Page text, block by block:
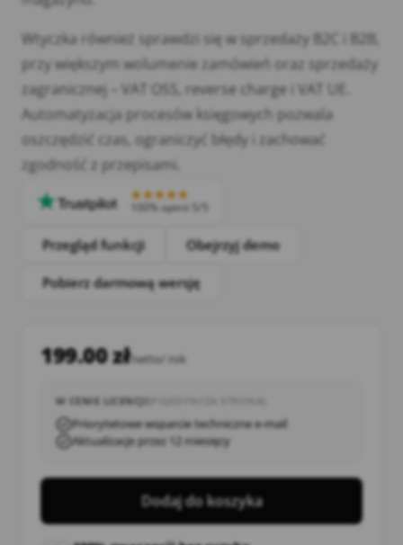
Wtyczka również sprawdzi się w sprzedaży B2C i B2B,
przy większym wolumenie zamówień oraz sprzedaży
zagranicznej – VAT OSS, reverse charge i VAT UE.
Automatyzacja procesów księgowych pozwala
oszczędzić czas, ograniczyć błędy i zachować
zgodność z przepisami.
100% opinii 5/5
Przegląd funkcji Obejrzyj demo
Pobierz darmową wersję
199.00złnetto/ rok
W CENIE LICENCJI
Priorytetowe wsparcie techniczne e-mail
Aktualizacje przez 12 miesięcy
Dodaj do koszyka